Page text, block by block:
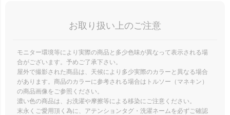
お取り扱い上のご注意
モニター環境等により実際の商品と多少色味が異なって表示される場
合がございます。予めご了承下さい。
屋外で撮影された商品は、天候により多少実際のカラーと異なる場合
があります。商品のカラーに参考される場合はトルソー（マネキン）
の商品画像をご参照ください。
濃い色の商品は、お洗濯や摩擦等による移染にご注意ください。
末永くご愛用頂く為に、アテンションタグ・洗濯ネームを必ずご確認